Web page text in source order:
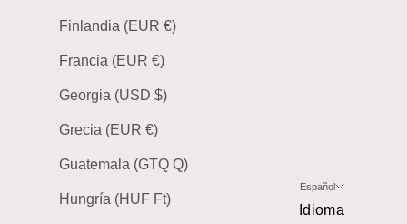
Finlandia (EUR €)
Francia (EUR €)
Georgia (USD $)
Grecia (EUR €)
Guatemala (GTQ Q)
Hungría (HUF Ft)
Español
Idioma